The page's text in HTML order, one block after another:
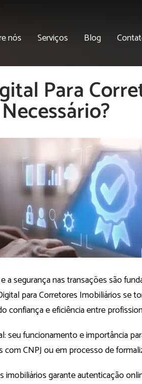
nós Serviços Blog
Para
a segurança nas transações são
para Corretores Imobiliários se
confiança e eficiência entre
seu funcionamento e importância
CNPJ ou em processo de
imobiliários garante autenticação